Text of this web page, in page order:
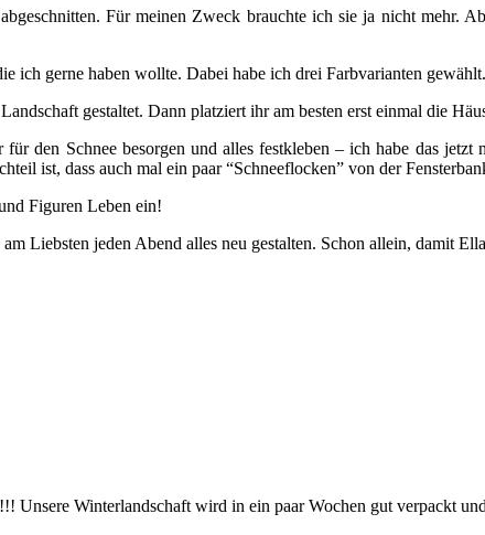
Für meinen Zweck brauchte ich sie ja nicht mehr.
ich gerne haben wollte. Dabei habe ich drei Farbvarianten
gestaltet. Dann platziert ihr am besten erst einmal die
den Schnee besorgen und alles festkleben – ich habe das
ist, dass auch mal ein paar “Schneeflocken” von der
Figuren Leben ein!
Liebsten jeden Abend alles neu gestalten. Schon allein, damit
Winterlandschaft wird in ein paar Wochen gut verpackt